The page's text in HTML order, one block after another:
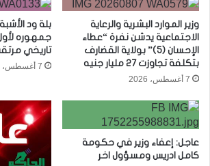
وزير الموارد البشرية والرعاية
الاجتماعية يدشن نفرة “عطاء
الإحسان (5)” بولاية القضارف
بتكلفة تجاوزت 27 مليار جنيه
7 أغسطس، 2026
بلة ود
جمهوره
تاريخي
7 أغسطس، 2026
عاجل: إعفاء وزير في حكومة
كامل ادريس ومسؤول اخر